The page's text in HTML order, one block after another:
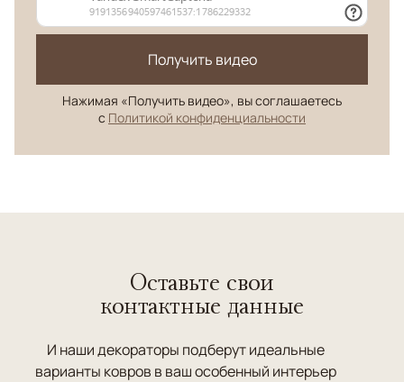
Получить видео
Нажимая «Получить видео», вы соглашаетесь
с Политикой конфиденциальности
Оставьте свои
контактные данные
И наши декораторы подберут идеальные
варианты ковров в ваш особенный интерьер